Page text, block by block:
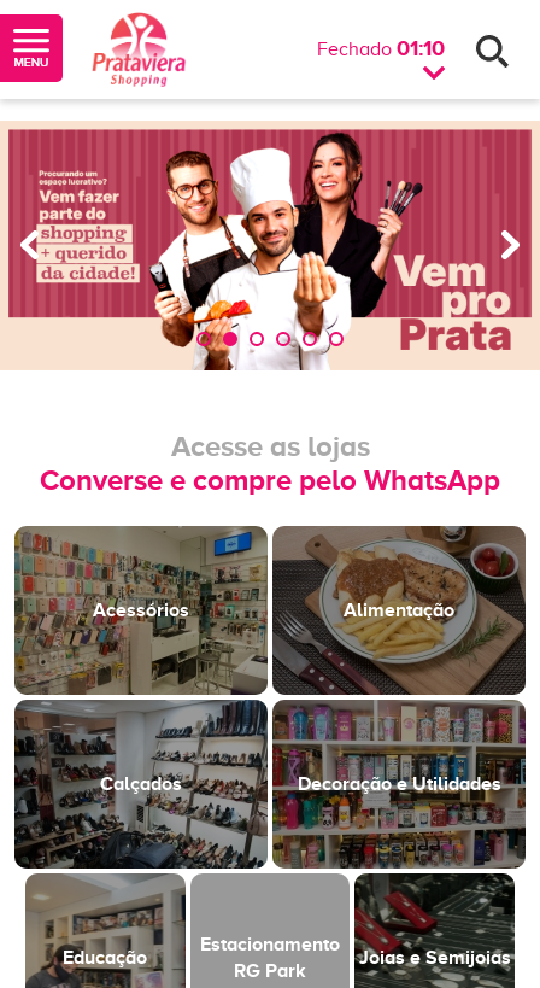
Fechado 01:10
Acesse as lojas
Converse e compre pelo WhatsApp
Acessórios Alimentação
Calçados Decoração e Utilidades
Educação
Estacionamento
RG Park
Joias e Semijoias